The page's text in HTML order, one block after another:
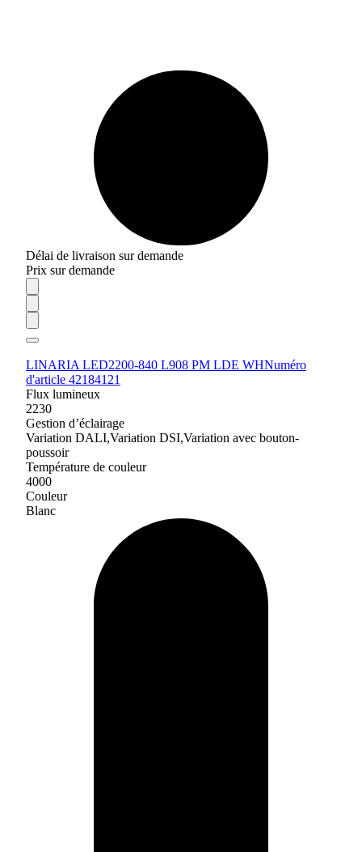
Délai de livraison sur demande
Prix sur demande
LINARIA LED2200-840 L908 PM LDE WHNuméro
d'article 42184121
Flux lumineux
2230
Gestion d’éclairage
Variation DALI,Variation DSI,Variation avec bouton-
poussoir
Température de couleur
4000
Couleur
Blanc